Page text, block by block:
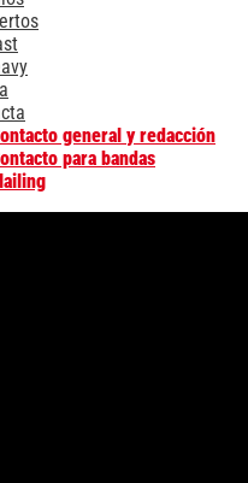
general y redacción
para bandas